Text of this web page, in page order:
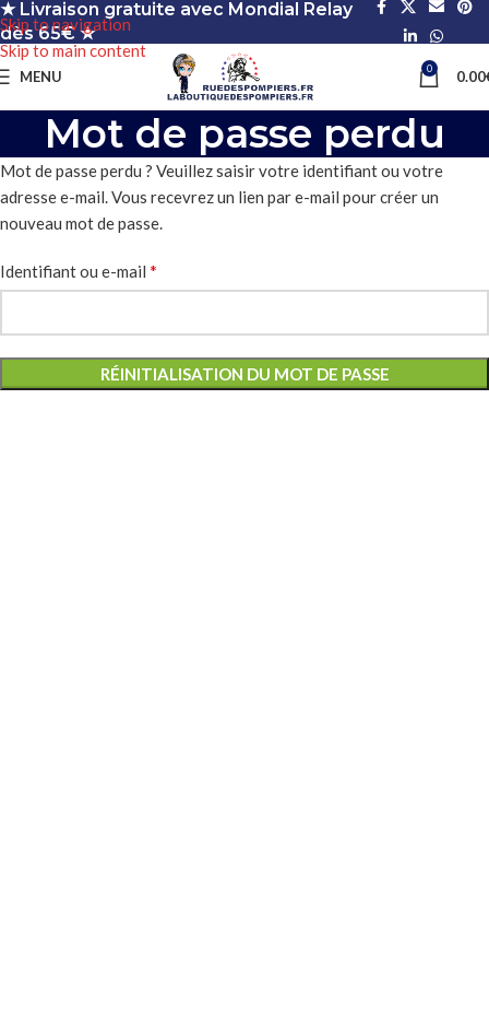
Skip to navigation
Skip to main content
★ Livraison gratuite avec Mondial Relay
dès 65€ ★
MENU 0 0.00
Mot de passe perdu
Mot de passe perdu ? Veuillez saisir votre identifiant ou votre
adresse e-mail. Vous recevrez un lien par e-mail pour créer un
nouveau mot de passe.
Identifiant ou e-mail *
RÉINITIALISATION DU MOT DE PASSE